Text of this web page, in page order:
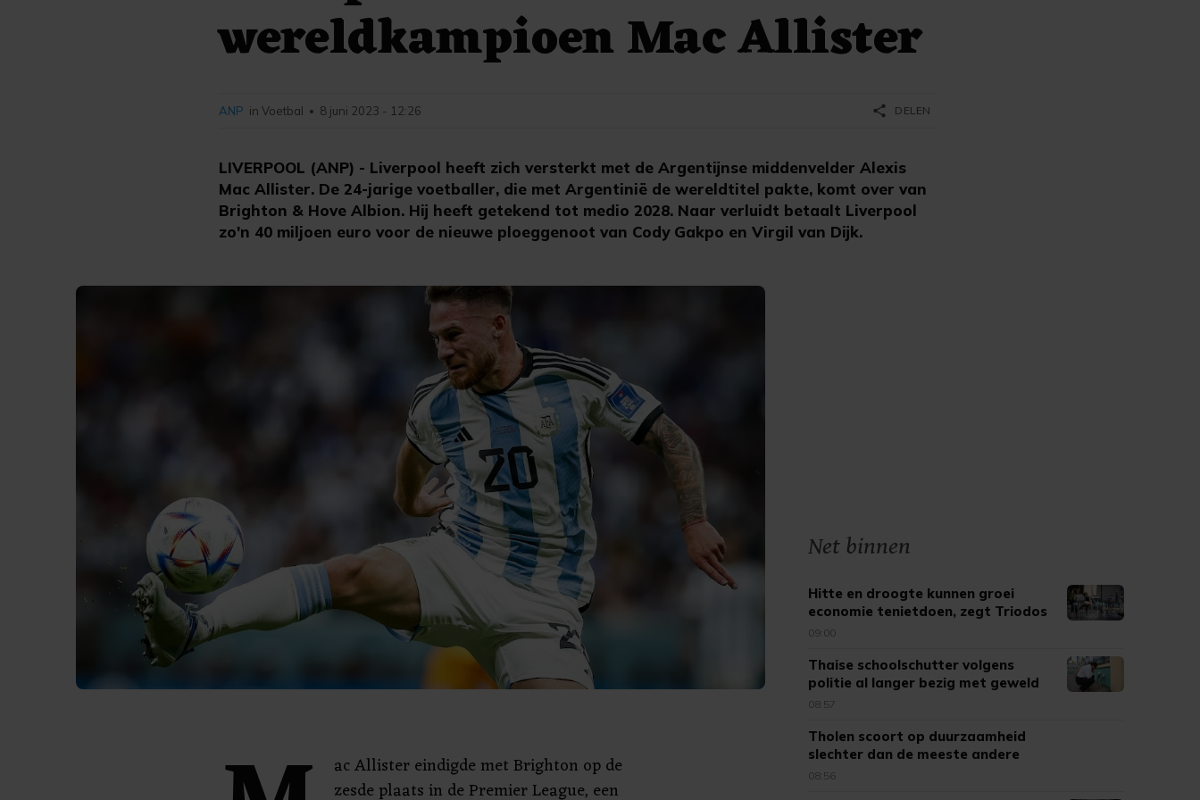
wereldkampioen Mac Allister
LIVERPOOL (ANP) - Liverpool heeft zich versterkt met de Argentijnse middenvelder Alexis
Mac Allister. De 24-jarige voetballer, die met Argentinië de wereldtitel pakte, komt over van
Brighton & Hove Albion. Hij heeft getekend tot medio 2028. Naar verluidt betaalt Liverpool
zo'n 40 miljoen euro voor de nieuwe ploeggenoot van Cody Gakpo en Virgil van Dijk.
ANP in Voetbal • 8 juni 2023 - 12:26 share DELEN
ac Allister eindigde met Brighton op de
zesde plaats in de Premier League, een
Net binnen
Hitte en droogte kunnen groei
economie tenietdoen, zegt Triodos
09:00
Thaise schoolschutter volgens
politie al langer bezig met geweld
08:57
Tholen scoort op duurzaamheid
slechter dan de meeste andere
gemeenten
08:56